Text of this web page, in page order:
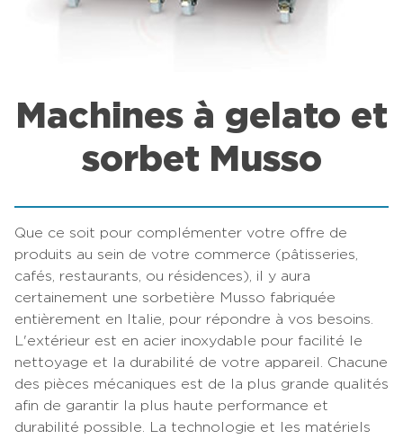
Machines à gelato et
sorbet Musso
Que ce soit pour complémenter votre offre de
produits au sein de votre commerce (pâtisseries,
cafés, restaurants, ou résidences), il y aura
certainement une sorbetière Musso fabriquée
entièrement en Italie, pour répondre à vos besoins.
L'extérieur est en acier inoxydable pour facilité le
nettoyage et la durabilité de votre appareil. Chacune
des pièces mécaniques est de la plus grande qualités
afin de garantir la plus haute performance et
durabilité possible. La technologie et les matériels